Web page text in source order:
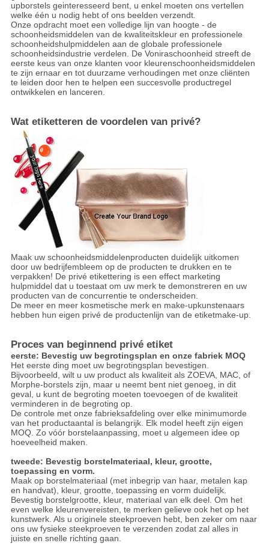
upborstels geinteresseerd bent, u enkel moeten ons vertellen
welke één u nodig hebt of ons beelden verzendt.
Onze opdracht moet een volledige lijn van hoogte - de
schoonheidsmiddelen van de kwaliteitskleur en professionele
schoonheidshulpmiddelen aan de globale professionele
schoonheidsindustrie verdelen. De Voniraschoonheid streeft de
eerste keus van onze klanten voor kleurenschoonheidsmiddelen
te zijn ernaar en tot duurzame verhoudingen met onze cliënten
te leiden door hen te helpen een succesvolle productregel
ontwikkelen en lanceren.
Wat etiketteren de voordelen van privé?
Maak uw schoonheidsmiddelenproducten duidelijk uitkomen
door uw bedrijfembleem op de producten te drukken en te
verpakken! De privé etikettering is een effect marketing
hulpmiddel dat u toestaat om uw merk te demonstreren en uw
producten van de concurrentie te onderscheiden.
De meer en meer kosmetische merk en make-upkunstenaars
hebben hun eigen privé de productenlijn van de etiketmake-up.
Proces van beginnend privé etiket
eerste: Bevestig uw begrotingsplan en onze fabriek MOQ
Het eerste ding moet uw begrotingsplan bevestigen.
Bijvoorbeeld, wilt u uw product als kwaliteit als ZOEVA, MAC, of
Morphe-borstels zijn, maar u neemt bent niet genoeg, in dit
geval, u kunt de begroting moeten toevoegen of de kwaliteit
verminderen in de begroting op.
De controle met onze fabrieksafdeling over elke minimumorde
van het productaantal is belangrijk. Elk model heeft zijn eigen
MOQ. Zo vóór borstelaanpassing, moet u algemeen idee op
hoeveelheid maken.
tweede: Bevestig borstelmateriaal, kleur, grootte,
toepassing en vorm.
Maak op borstelmateriaal (met inbegrip van haar, metalen kap
en handvat), kleur, grootte, toepassing en vorm duidelijk.
Bevestig borstelgrootte, kleur, materiaal van elk deel. Om het
even welke kleurenvereisten, te merken gelieve ook het op het
kunstwerk. Als u originele steekproeven hebt, ben zeker om naar
ons uw fysieke steekproeven te verzenden zodat zal alles in
juiste en snelle richting gaan.